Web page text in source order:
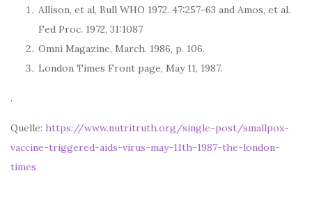
Allison, et al, Bull WHO 1972. 47:257-63 and Amos, et al.
Fed Proc. 1972, 31:1087
Omni Magazine, March. 1986, p. 106.
London Times Front page, May 11, 1987.
.
Quelle: https://www.nutritruth.org/single-post/smallpox-
vaccine-triggered-aids-virus-may-11th-1987-the-london-
times